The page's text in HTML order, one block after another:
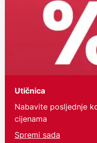
Utičnica
Nabavite posljednje
cijenama
Spremi sada